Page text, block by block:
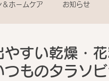
＆ホームケア お知らせ
やすい乾燥・
つものタラソ